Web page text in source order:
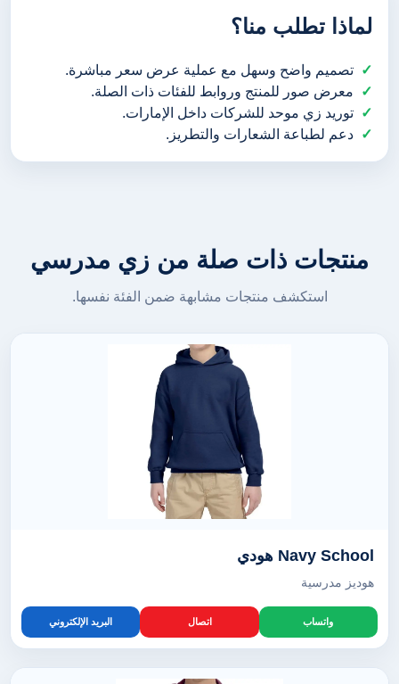
لماذا تطلب منا؟
تصميم واضح وسهل مع عملية عرض سعر مباشرة.
معرض صور للمنتج وروابط للفئات ذات الصلة.
توريد زي موحد للشركات داخل الإمارات.
دعم لطباعة الشعارات والتطريز.
منتجات ذات صلة من زي مدرسي
استكشف منتجات مشابهة ضمن الفئة نفسها.
Navy School هودي
هوديز مدرسية
واتساب اتصال البريد الإلكتروني